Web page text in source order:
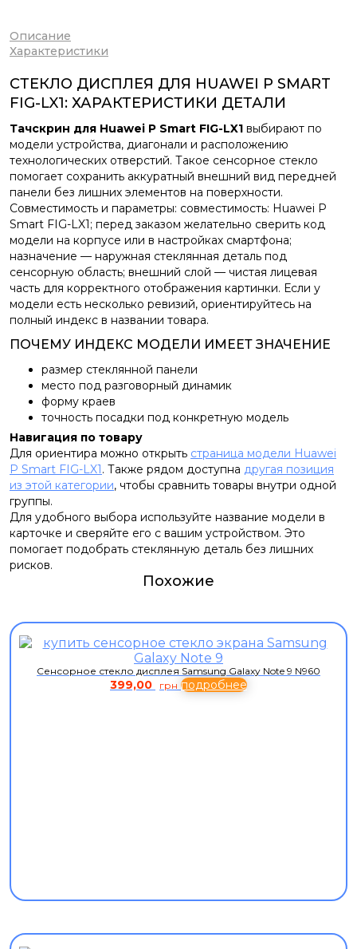
Описание
Характеристики
СТЕКЛО ДИСПЛЕЯ ДЛЯ HUAWEI P SMART
FIG-LX1: ХАРАКТЕРИСТИКИ ДЕТАЛИ
Тачскрин для Huawei P Smart FIG-LX1 выбирают по
модели устройства, диагонали и расположению
технологических отверстий. Такое сенсорное стекло
помогает сохранить аккуратный внешний вид передней
панели без лишних элементов на поверхности.
Совместимость и параметры: совместимость: Huawei P
Smart FIG-LX1; перед заказом желательно сверить код
модели на корпусе или в настройках смартфона;
назначение — наружная стеклянная деталь под
сенсорную область; внешний слой — чистая лицевая
часть для корректного отображения картинки. Если у
модели есть несколько ревизий, ориентируйтесь на
полный индекс в названии товара.
ПОЧЕМУ ИНДЕКС МОДЕЛИ ИМЕЕТ ЗНАЧЕНИЕ
размер стеклянной панели
место под разговорный динамик
форму краев
точность посадки под конкретную модель
Навигация по товару
Для ориентира можно открыть страница модели Huawei
P Smart FIG-LX1. Также рядом доступна другая позиция
из этой категории, чтобы сравнить товары внутри одной
группы.
Для удобного выбора используйте название модели в
карточке и сверяйте его с вашим устройством. Это
помогает подобрать стеклянную деталь без лишних
рисков.
Похожие
Сенсорное стекло дисплея Samsung Galaxy Note 9 N960
399,00 грн подробнее